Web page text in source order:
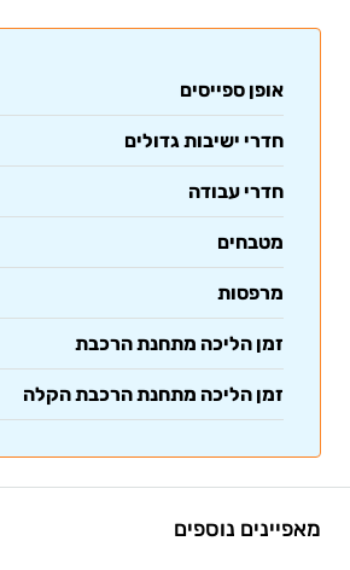
אופן ספייסים
חדרי ישיבות גדולים
חדרי עבודה
מטבחים
מרפסות
זמן הליכה מתחנת הרכבת
זמן הליכה מתחנת הרכבת הקלה
מאפיינים נוספים